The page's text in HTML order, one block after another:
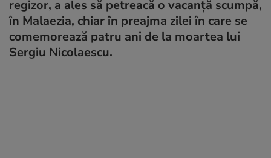
regizor, a ales să petreacă o vacanță scumpă,
în Malaezia, chiar în preajma zilei în care se
comemorează patru ani de la moartea lui
Sergiu Nicolaescu.